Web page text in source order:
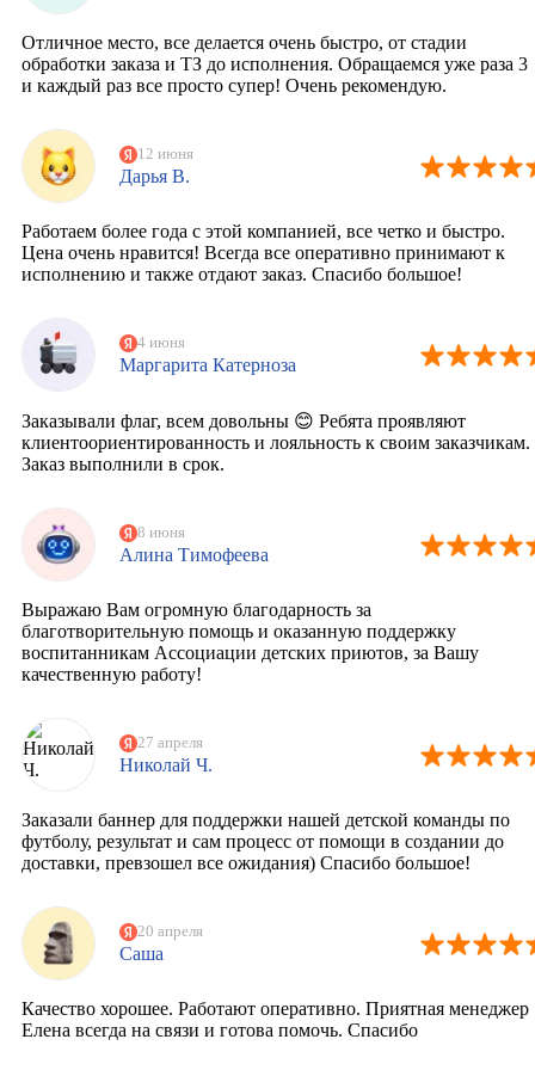
Отличное место, все делается очень быстро, от стадии
обработки заказа и ТЗ до исполнения. Обращаемся уже раза 3
и каждый раз все просто супер! Очень рекомендую.
12 июня
Дарья В.
Работаем более года с этой компанией, все четко и быстро.
Цена очень нравится! Всегда все оперативно принимают к
исполнению и также отдают заказ. Спасибо большое!
4 июня
Маргарита Катерноза
Заказывали флаг, всем довольны 😊 Ребята проявляют
клиентоориентированность и лояльность к своим заказчикам.
Заказ выполнили в срок.
8 июня
Алина Тимофеева
Выражаю Вам огромную благодарность за
благотворительную помощь и оказанную поддержку
воспитанникам Ассоциации детских приютов, за Вашу
качественную работу!
27 апреля
Николай Ч.
Заказали баннер для поддержки нашей детской команды по
футболу, результат и сам процесс от помощи в создании до
доставки, превзошел все ожидания) Спасибо большое!
20 апреля
Саша
Качество хорошее. Работают оперативно. Приятная менеджер
Елена всегда на связи и готова помочь. Спасибо